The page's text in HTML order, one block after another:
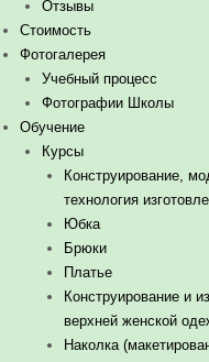
Отзывы
Стоимость
Фотогалерея
Учебный процесс
Фотографии Школы
Обучение
Курсы
Конструирование,
технология
Юбка
Брюки
Платье
Конструирование и
верхней женской
Наколка